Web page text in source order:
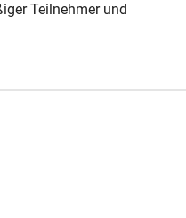
Teilnehmer und